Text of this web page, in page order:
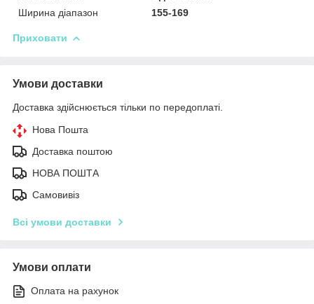
Ширина діапазон
155-169
Приховати
Умови доставки
Доставка здійснюється тільки по передоплаті.
Нова Пошта
Доставка поштою
НОВА ПОШТА
Самовивіз
Всі умови доставки
Умови оплати
Оплата на рахунок